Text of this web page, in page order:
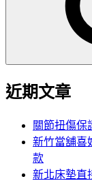
近期文章
關節扭傷保
新竹當舖喜
款
新北床墊直